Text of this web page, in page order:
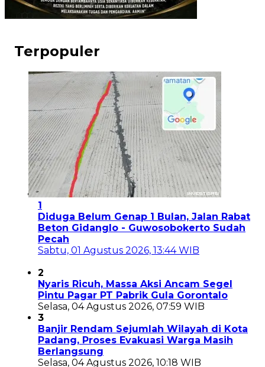
Terpopuler
1
Diduga Belum Genap 1 Bulan, Jalan Rabat
Beton Gidanglo - Guwosobokerto Sudah
Pecah
Sabtu, 01 Agustus 2026, 13:44 WIB
2
Nyaris Ricuh, Massa Aksi Ancam Segel
Pintu Pagar PT Pabrik Gula Gorontalo
Selasa, 04 Agustus 2026, 07:59 WIB
3
Banjir Rendam Sejumlah Wilayah di Kota
Padang, Proses Evakuasi Warga Masih
Berlangsung
Selasa, 04 Agustus 2026, 10:18 WIB